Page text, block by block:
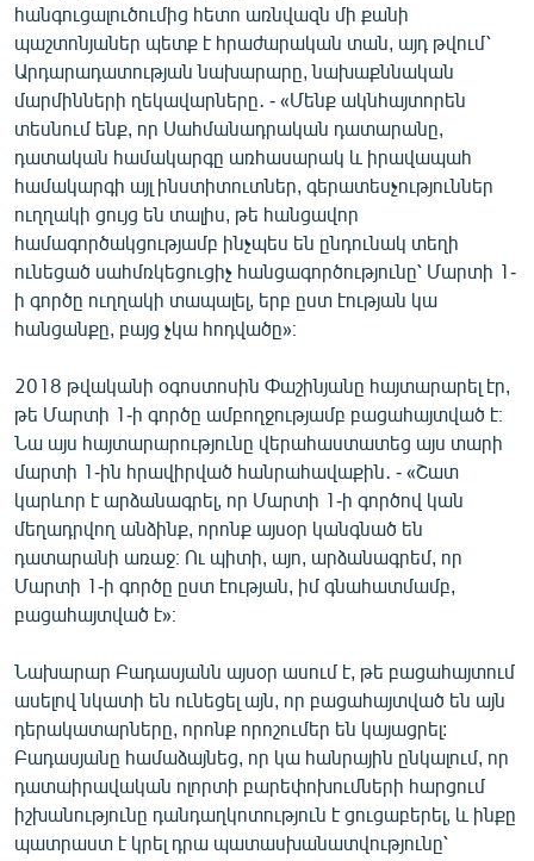
հանգուցալուծումից հետո առնվազն մի քանի
պաշտոնյաներ պետք է հրաժարական տան, այդ թվում՝
Արդարադատության նախարարը, նախաքննական
մարմինների ղեկավարները․ - «Մենք ակնհայտորեն
տեսնում ենք, որ Սահմանադրական դատարանը,
դատական համակարգը առհասարակ և իրավապահ
համակարգի այլ ինստիտուտներ, գերատեսչություններ
ուղղակի ցույց են տալիս, թե հանցավոր
համագործակցությամբ ինչպես են ընդունակ տեղի
ունեցած սահմռկեցուցիչ հանցագործությունը՝ Մարտի 1-
ի գործը ուղղակի տապալել, երբ ըստ էության կա
հանցանքը, բայց չկա հոդվածը»։
2018 թվականի օգոստոսին Փաշինյանը հայտարարել էր,
թե Մարտի 1-ի գործը ամբողջությամբ բացահայտված է։
Նա այս հայտարարությունը վերահաստատեց այս տարի
մարտի 1-ին հրավիրված հանրահավաքին․ - «Շատ
կարևոր է արձանագրել, որ Մարտի 1-ի գործով կան
մեղադրվող անձինք, որոնք այսօր կանգնած են
դատարանի առաջ։ Ու պիտի, այո, արձանագրեմ, որ
Մարտի 1-ի գործը ըստ էության, իմ գնահատմամբ,
բացահայտված է»։
Նախարար Բադասյանն այսօր ասում է, թե բացահայտում
ասելով նկատի են ունեցել այն, որ բացահայտված են այն
դերակատարները, որոնք որոշումեր են կայացրել:
Բադասյանը համաձայնեց, որ կա հանրային ընկալում, որ
դատաիրավական ոլորտի բարեփոխումների հարցում
իշխանությունը դանդաղկոտություն է ցուցաբերել, և ինքը
պատրաստ է կրել դրա պատասխանատվությունը՝